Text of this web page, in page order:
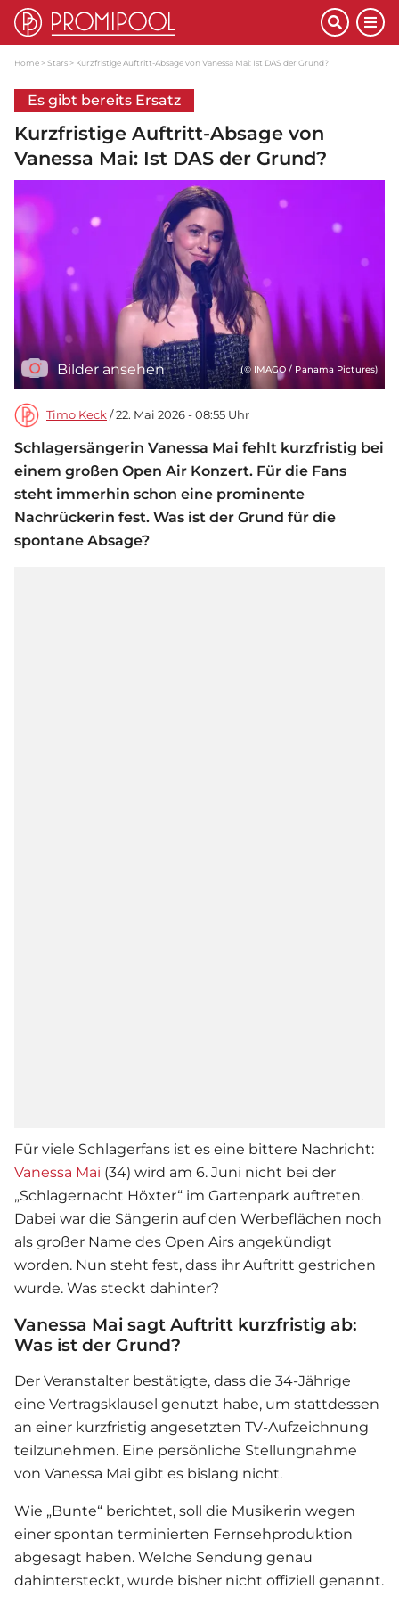
Home Stars Kurzfristige Auftritt-Absage von Vanessa Mai: Ist DAS der Grund?
Es gibt bereits Ersatz
Kurzfristige Auftritt-Absage von
Vanessa Mai: Ist DAS der Grund?
Bilder ansehen (© IMAGO / Panama Pictures)
Timo Keck / 22. Mai 2026 - 08:55 Uhr
Schlagersängerin Vanessa Mai fehlt kurzfristig bei
einem großen Open Air Konzert. Für die Fans
steht immerhin schon eine prominente
Nachrückerin fest. Was ist der Grund für die
spontane Absage?
Für viele Schlagerfans ist es eine bittere Nachricht:
Vanessa Mai (34) wird am 6. Juni nicht bei der
„Schlagernacht Höxter“ im Gartenpark auftreten.
Dabei war die Sängerin auf den Werbeflächen noch
als großer Name des Open Airs angekündigt
worden. Nun steht fest, dass ihr Auftritt gestrichen
wurde. Was steckt dahinter?
Vanessa Mai sagt Auftritt kurzfristig ab:
Was ist der Grund?
Der Veranstalter bestätigte, dass die 34-Jährige
eine Vertragsklausel genutzt habe, um stattdessen
an einer kurzfristig angesetzten TV-Aufzeichnung
teilzunehmen. Eine persönliche Stellungnahme
von Vanessa Mai gibt es bislang nicht.
Wie „Bunte“ berichtet, soll die Musikerin wegen
einer spontan terminierten Fernsehproduktion
abgesagt haben. Welche Sendung genau
dahintersteckt, wurde bisher nicht offiziell genannt.